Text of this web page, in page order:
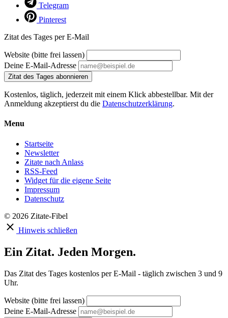
Telegram
Pinterest
Zitat des Tages per E-Mail
Website (bitte frei lassen)
Deine E-Mail-Adresse
Zitat des Tages abonnieren
Kostenlos, täglich, jederzeit mit einem Klick abbestellbar. Mit der
Anmeldung akzeptierst du die Datenschutzerklärung.
Menu
Startseite
Newsletter
Zitate nach Anlass
RSS-Feed
Widget für die eigene Seite
Impressum
Datenschutz
© 2026 Zitate-Fibel
Hinweis schließen
Ein Zitat. Jeden Morgen.
Das Zitat des Tages kostenlos per E-Mail - täglich zwischen 3 und 9
Uhr.
Website (bitte frei lassen)
Deine E-Mail-Adresse